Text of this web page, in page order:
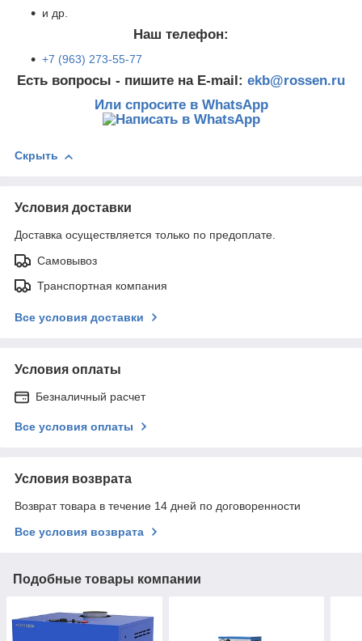
и др.
Наш телефон:
+7 (963) 273-55-77
Есть вопросы - пишите на E-mail: ekb@rossen.ru
Или спросите в WhatsApp
Скрыть
Условия доставки
Доставка осуществляется только по предоплате.
Самовывоз
Транспортная компания
Все условия доставки
Условия оплаты
Безналичный расчет
Все условия оплаты
Условия возврата
Возврат товара в течение 14 дней по договоренности
Все условия возврата
Подобные товары компании